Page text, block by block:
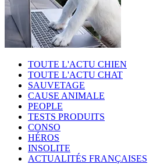
TOUTE L'ACTU CHIEN
TOUTE L'ACTU CHAT
SAUVETAGE
CAUSE ANIMALE
PEOPLE
TESTS PRODUITS
CONSO
HÉROS
INSOLITE
ACTUALITÉS FRANÇAISES